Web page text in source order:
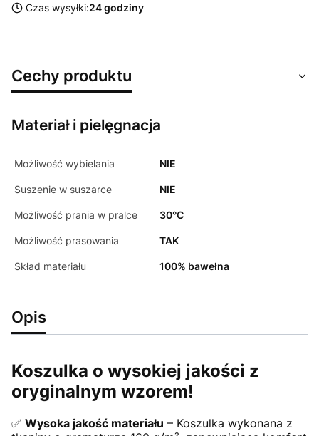
Czas wysyłki:24 godziny
Cechy produktu
Materiał i pielęgnacja
Możliwość wybielania NIE
Suszenie w suszarce NIE
Możliwość prania w pralce 30°C
Możliwość prasowania TAK
Skład materiału 100% bawełna
Opis
Koszulka o wysokiej jakości z
oryginalnym wzorem!
✅ Wysoka jakość materiału – Koszulka wykonana z